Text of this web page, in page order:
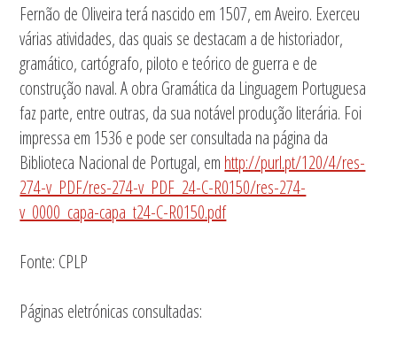
Fernão de Oliveira terá nascido em 1507, em Aveiro. Exerceu
várias atividades, das quais se destacam a de historiador,
gramático, cartógrafo, piloto e teórico de guerra e de
construção naval. A obra Gramática da Linguagem Portuguesa
faz parte, entre outras, da sua notável produção literária. Foi
impressa em 1536 e pode ser consultada na página da
Biblioteca Nacional de Portugal, em http://purl.pt/120/4/res-
274-v_PDF/res-274-v_PDF_24-C-R0150/res-274-
v_0000_capa-capa_t24-C-R0150.pdf
Fonte: CPLP
Páginas eletrónicas consultadas: